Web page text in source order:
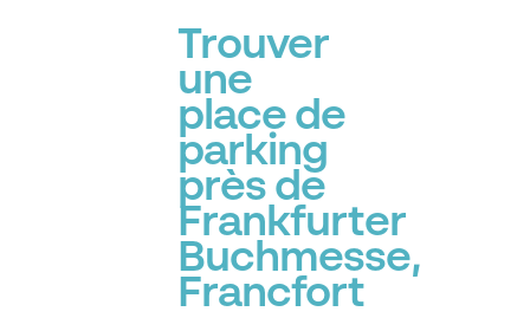
Trouver
une
place de
parking
près de
Frankfurter
Buchmesse,
Francfort